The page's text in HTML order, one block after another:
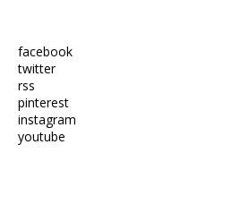
facebook
twitter
rss
pinterest
instagram
youtube